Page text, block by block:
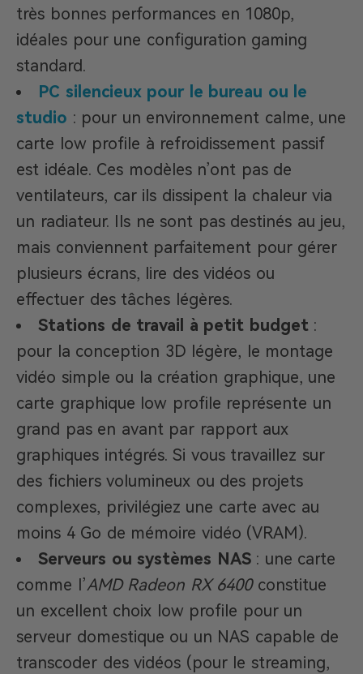
très bonnes performances en 1080p,
idéales pour une configuration gaming
standard.
PC silencieux pour le bureau ou le
studio : pour un environnement calme, une
carte low profile à refroidissement passif
est idéale. Ces modèles n’ont pas de
ventilateurs, car ils dissipent la chaleur via
un radiateur. Ils ne sont pas destinés au jeu,
mais conviennent parfaitement pour gérer
plusieurs écrans, lire des vidéos ou
effectuer des tâches légères.
Stations de travail à petit budget:
pour la conception 3D légère, le montage
vidéo simple ou la création graphique, une
carte graphique low profile représente un
grand pas en avant par rapport aux
graphiques intégrés. Si vous travaillez sur
des fichiers volumineux ou des projets
complexes, privilégiez une carte avec au
moins 4 Go de mémoire vidéo (VRAM).
Serveurs ou systèmes NAS: une carte
comme l’AMD Radeon RX 6400constitue
un excellent choix low profile pour un
serveur domestique ou un NAS capable de
transcoder des vidéos (pour le streaming,